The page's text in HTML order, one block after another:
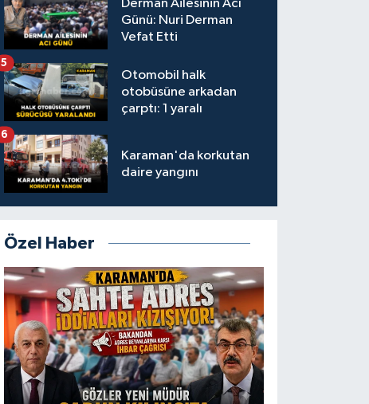
Derman Ailesinin Acı
Günü: Nuri Derman
Vefat Etti
Otomobil halk
otobüsüne arkadan
çarptı: 1 yaralı
5
Karaman'da korkutan
daire yangını
6
Özel Haber